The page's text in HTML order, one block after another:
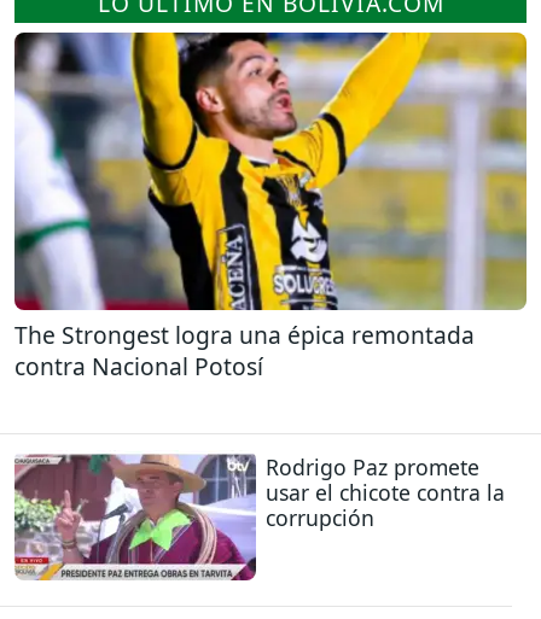
The Strongest logra una épica remontada
contra Nacional Potosí
Rodrigo Paz promete
usar el chicote contra la
corrupción